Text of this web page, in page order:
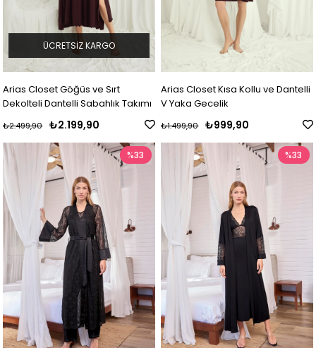
Arias Closet Göğüs ve Sırt
Dekolteli Dantelli Sabahlık Takımı
₺2.199,90
₺2.499,90
ÜCRETSIZ KARGO
Arias Closet Kısa Kollu ve Dantelli
V Yaka Gecelik
₺999,90
₺1.499,90
%33 %33